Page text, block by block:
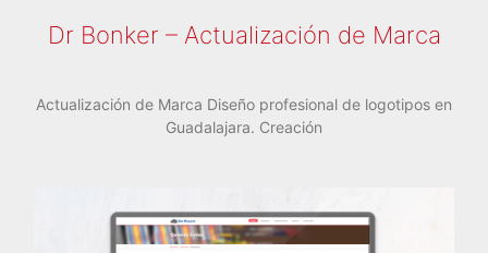
Dr Bonker – Actualización de Marca
Actualización de Marca Diseño profesional de logotipos en
Guadalajara. Creación